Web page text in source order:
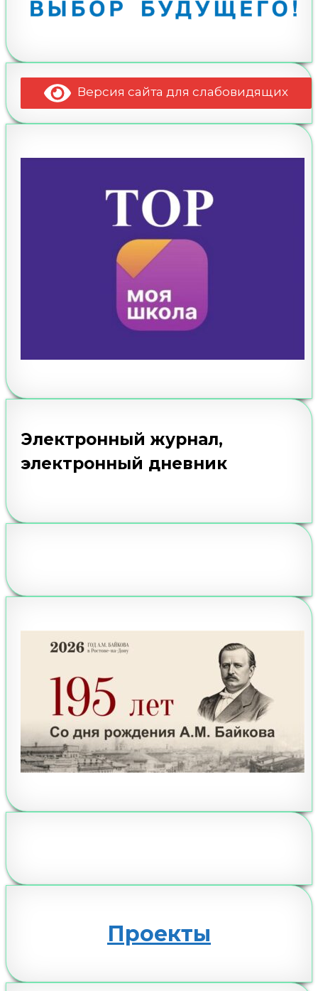
Версия сайта для слабовидящих
Электронный журнал,
электронный дневник
Проекты